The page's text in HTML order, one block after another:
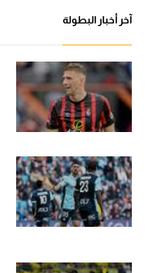
أقسام خاصة
Gamers
تحقيق في الجول
تقرير في الجول
أقسام خاصة
Gamers
ميركاتو
تحقيق في الجول
تقرير في الجول
تحليل في الجول
حكايات في الجول
كويز في الجول
آخر أخبار البطولة